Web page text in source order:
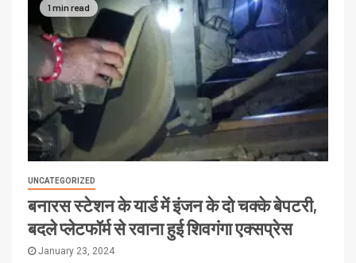
1 min read
UNCATEGORIZED
बनारस स्टेशन के यार्ड में इंजन के दो चक्के बेपटरी,
बदले प्लेटफॉर्म से रवाना हुई शिवगंगा एक्सप्रेस
January 23, 2024